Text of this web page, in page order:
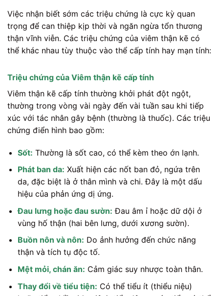
Việc nhận biết sớm các triệu chứng là cực kỳ quan
trọng để can thiệp kịp thời và ngăn ngừa tổn thương
thận vĩnh viễn. Các triệu chứng của viêm thận kẽ có
thể khác nhau tùy thuộc vào thể cấp tính hay mạn tính:
Triệu chứng của Viêm thận kẽ cấp tính
Viêm thận kẽ cấp tính thường khởi phát đột ngột,
thường trong vòng vài ngày đến vài tuần sau khi tiếp
xúc với tác nhân gây bệnh (thường là thuốc). Các triệu
chứng điển hình bao gồm:
Sốt: Thường là sốt cao, có thể kèm theo ớn lạnh.
Phát ban da: Xuất hiện các nốt ban đỏ, ngứa trên
da, đặc biệt là ở thân mình và chi. Đây là một dấu
hiệu của phản ứng dị ứng.
Đau lưng hoặc đau sườn: Đau âm ỉ hoặc dữ dội ở
vùng hố thận (hai bên lưng, dưới xương sườn).
Buồn nôn và nôn: Do ảnh hưởng đến chức năng
thận và tích tụ độc tố.
Mệt mỏi, chán ăn: Cảm giác suy nhược toàn thân.
Thay đổi về tiểu tiện: Có thể tiểu ít (thiểu niệu)